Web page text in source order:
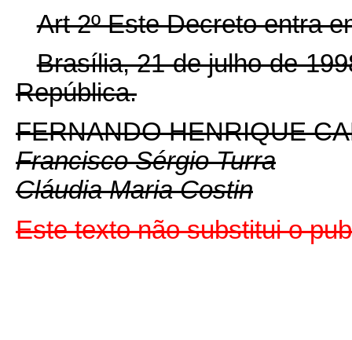
Art 2º Este Decreto entra
Brasília, 21 de julho de
República.
FERNANDO HENRIQUE
Francisco Sérgio Turra
Cláudia Maria Costin
Este texto não substitui o